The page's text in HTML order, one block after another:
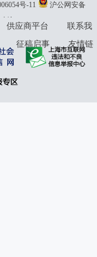
61278686 举报邮箱：
号-11
沪公网安备
议:4000300059/952500
供应商平台
联系我
征稿启事
友情链